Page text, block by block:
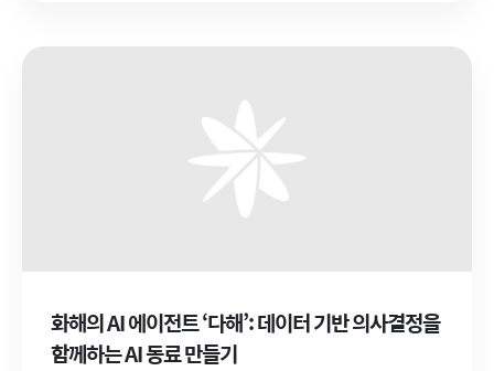
화해의 AI 에이전트 ‘다해’: 데이터 기반 의사결정을
함께하는 AI 동료 만들기